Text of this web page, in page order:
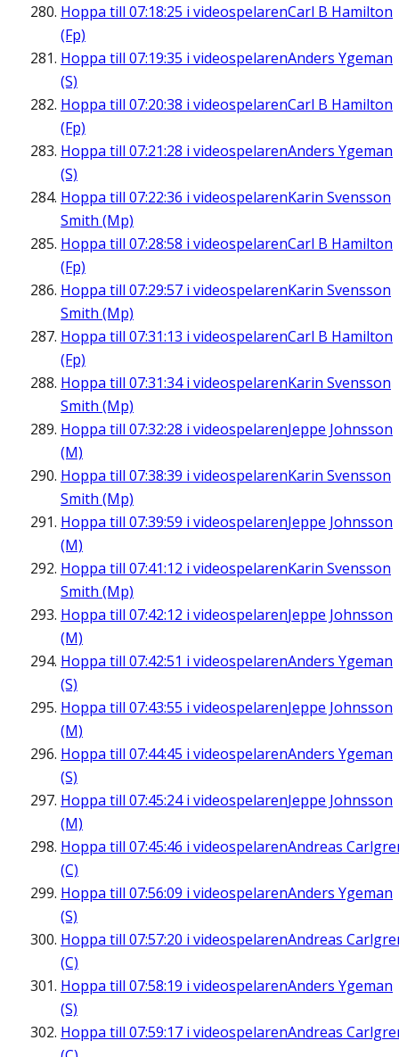
Hoppa till 07:18:25 i videospelarenCarl B Hamilton
(Fp)
Hoppa till 07:19:35 i videospelarenAnders Ygeman
(S)
Hoppa till 07:20:38 i videospelarenCarl B Hamilton
(Fp)
Hoppa till 07:21:28 i videospelarenAnders Ygeman
(S)
Hoppa till 07:22:36 i videospelarenKarin Svensson
Smith (Mp)
Hoppa till 07:28:58 i videospelarenCarl B Hamilton
(Fp)
Hoppa till 07:29:57 i videospelarenKarin Svensson
Smith (Mp)
Hoppa till 07:31:13 i videospelarenCarl B Hamilton
(Fp)
Hoppa till 07:31:34i videospelarenKarin Svensson
Smith (Mp)
Hoppa till 07:32:28 i videospelarenJeppe Johnsson
(M)
Hoppa till 07:38:39 i videospelarenKarin Svensson
Smith (Mp)
Hoppa till 07:39:59 i videospelarenJeppe Johnsson
(M)
Hoppa till 07:41:12 i videospelarenKarin Svensson
Smith (Mp)
Hoppa till 07:42:12 i videospelarenJeppe Johnsson
(M)
Hoppa till 07:42:51 i videospelarenAnders Ygeman
(S)
Hoppa till 07:43:55 i videospelarenJeppe Johnsson
(M)
Hoppa till 07:44:45 i videospelarenAnders Ygeman
(S)
Hoppa till 07:45:24i videospelarenJeppe Johnsson
(M)
Hoppa till 07:45:46 i videospelarenAndreas
(C)
Hoppa till 07:56:09 i videospelarenAnders Ygeman
(S)
Hoppa till 07:57:20 i videospelarenAndreas
(C)
Hoppa till 07:58:19 i videospelarenAnders Ygeman
(S)
Hoppa till 07:59:17 i videospelarenAndreas